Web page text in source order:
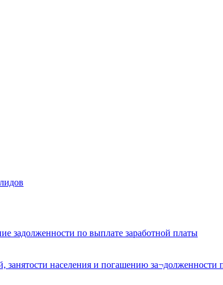
задолженности по выплате заработной платы
населения и погашению за¬долженности